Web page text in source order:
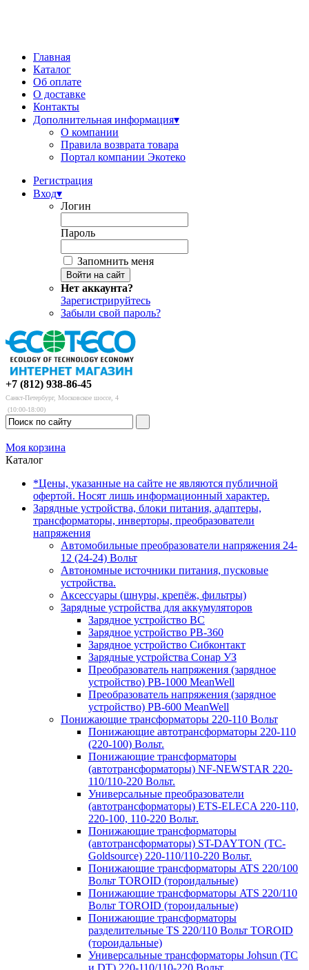
Главная
Каталог
Об оплате
О доставке
Контакты
Дополнительная информация▾
О компании
Правила возврата товара
Портал компании Экотеко
Регистрация
Вход▾
Логин
Пароль
Запомнить меня
Нет аккаунта?
Зарегистрируйтесь
Забыли свой пароль?
+7 (812) 938-86-45
Санкт-Петербург, Московское шоссе, 4
(10:00-18:00)
Моя корзина
Каталог
*Цены, указанные на сайте не являются публичной
офертой. Носят лишь информационный характер.
Зарядные устройства, блоки питания, адаптеры,
трансформаторы, инверторы, преобразователи
напряжения
Автомобильные преобразователи напряжения 24-
12 (24-24) Вольт
Автономные источники питания, пусковые
устройства.
Аксессуары (шнуры, крепёж, фильтры)
Зарядные устройства для аккумуляторов
Зарядное устройство BC
Зарядное устройство PB-360
Зарядное устройство Сибконтакт
Зарядные устройства Сонар УЗ
Преобразователь напряжения (зарядное
устройство) PB-1000 MeanWell
Преобразователь напряжения (зарядное
устройство) PB-600 MeanWell
Понижающие трансформаторы 220-110 Вольт
Понижающие автотрансформаторы 220-110
(220-100) Вольт.
Понижающие трансформаторы
(автотрансформаторы) NF-NEWSTAR 220-
110/110-220 Вольт.
Универсальные преобразователи
(автотрансформаторы) ETS-ELECA 220-110,
220-100, 110-220 Вольт.
Понижающие трансформаторы
(автотрансформаторы) ST-DAYTON (TC-
Goldsource) 220-110/110-220 Вольт.
Понижающие трансформаторы ATS 220/100
Вольт TOROID (тороидальные)
Понижающие трансформаторы ATS 220/110
Вольт TOROID (тороидальные)
Понижающие трансформаторы
разделительные TS 220/110 Вольт TOROID
(тороидальные)
Универсальные трансформаторы Johsun (TС
и DT) 220-110/110-220 Вольт.